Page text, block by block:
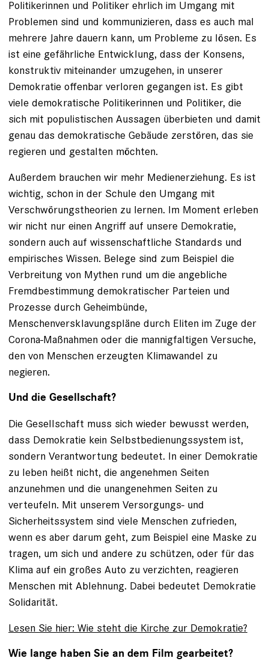
Politikerinnen und Politiker ehrlich im Umgang mit
Problemen sind und kommunizieren, dass es auch mal
mehrere Jahre dauern kann, um Probleme zu lösen. Es
ist eine gefährliche Entwicklung, dass der Konsens,
konstruktiv miteinander umzugehen, in unserer
Demokratie offenbar verloren gegangen ist. Es gibt
viele demokratische Politikerinnen und Politiker, die
sich mit populistischen Aussagen überbieten und damit
genau das demokratische Gebäude zerstören, das sie
regieren und gestalten möchten.
Außerdem brauchen wir mehr Medienerziehung. Es ist
wichtig, schon in der Schule den Umgang mit
Verschwörungstheorien zu lernen. Im Moment erleben
wir nicht nur einen Angriff auf unsere Demokratie,
sondern auch auf wissenschaftliche Standards und
empirisches Wissen. Belege sind zum Beispiel die
Verbreitung von Mythen rund um die angebliche
Fremdbestimmung demokratischer Parteien und
Prozesse durch Geheimbünde,
Menschenversklavungspläne durch Eliten im Zuge der
Corona-Maßnahmen oder die mannigfaltigen Versuche,
den von Menschen erzeugten Klimawandel zu
negieren.
Und die Gesellschaft?
Die Gesellschaft muss sich wieder bewusst werden,
dass Demokratie kein Selbstbedienungssystem ist,
sondern Verantwortung bedeutet. In einer Demokratie
zu leben heißt nicht, die angenehmen Seiten
anzunehmen und die unangenehmen Seiten zu
verteufeln. Mit unserem Versorgungs- und
Sicherheitssystem sind viele Menschen zufrieden,
wenn es aber darum geht, zum Beispiel eine Maske zu
tragen, um sich und andere zu schützen, oder für das
Klima auf ein großes Auto zu verzichten, reagieren
Menschen mit Ablehnung. Dabei bedeutet Demokratie
Solidarität.
Lesen Sie hier: Wie steht die Kirche zur Demokratie?
Wie lange haben Sie an dem Film gearbeitet?